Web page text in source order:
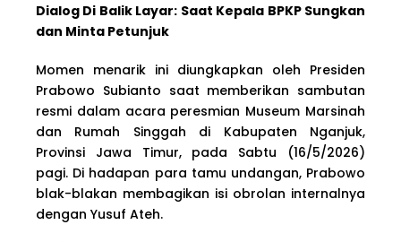
Dialog Di Balik Layar: Saat Kepala BPKP Sungkan
dan Minta Petunjuk
Momen menarik ini diungkapkan oleh Presiden
Prabowo Subianto saat memberikan sambutan
resmi dalam acara peresmian Museum Marsinah
dan Rumah Singgah di Kabupaten Nganjuk,
Provinsi Jawa Timur, pada Sabtu (16/5/2026)
pagi. Di hadapan para tamu undangan, Prabowo
blak-blakan membagikan isi obrolan internalnya
dengan Yusuf Ateh.